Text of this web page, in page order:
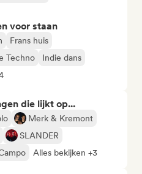
voor staan
Frans huis
Techno
Indie dans
die lijkt op...
Merk & Kremont
SLANDER
Alles bekijken +3